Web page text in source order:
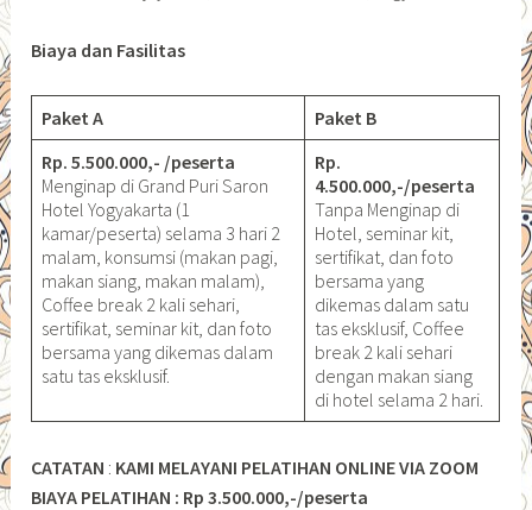
Biaya dan Fasilitas
Paket A
Paket B
Rp. 5.500.000,- /peserta
Menginap di Grand Puri Saron
Hotel Yogyakarta (1
kamar/peserta) selama 3 hari 2
malam, konsumsi (makan pagi,
makan siang, makan malam),
Coffee break 2 kali sehari,
sertifikat, seminar kit, dan foto
bersama yang dikemas dalam
satu tas eksklusif.
Rp.
4.500.000,-/peserta
Tanpa Menginap di
Hotel, seminar kit,
sertifikat, dan foto
bersama yang
dikemas dalam satu
tas eksklusif, Coffee
break 2 kali sehari
dengan makan siang
di hotel selama 2 hari.
CATATAN : KAMI MELAYANI PELATIHAN ONLINE VIA ZOOM
BIAYA PELATIHAN : Rp 3.500.000,-/peserta